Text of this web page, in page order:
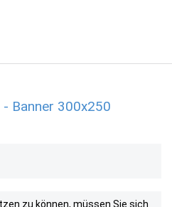
Banner 300x250
zu können, müssen Sie sich